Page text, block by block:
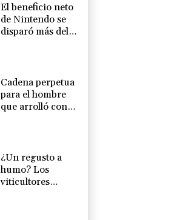
El beneficio neto
de Nintendo se
disparó más del
Cadena perpetua
para el hombre
que arrolló con
¿Un regusto a
humo? Los
viticultores